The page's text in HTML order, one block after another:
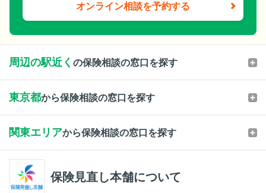
オンライン相談を予約する
周辺の駅近く の保険相談の窓口を探す
東京都から保険相談の窓口を探す
関東エリアから保険相談の窓口を探す
保険見直し本舗について